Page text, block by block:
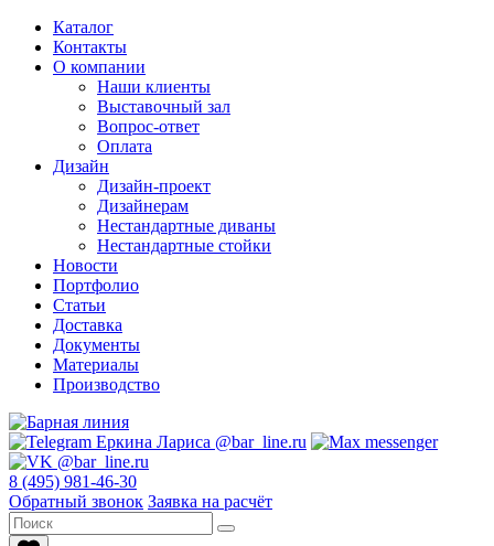
Каталог
Контакты
О компании
Наши клиенты
Выставочный зал
Вопрос-ответ
Оплата
Дизайн
Дизайн-проект
Дизайнерам
Нестандартные диваны
Нестандартные стойки
Новости
Портфолио
Статьи
Доставка
Документы
Материалы
Производство
8 (495) 981-46-30
Обратный звонок Заявка на расчёт